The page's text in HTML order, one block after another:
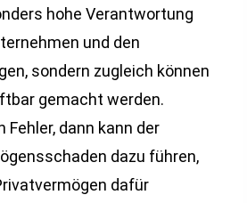
hohe Verantwortung
und den
sondern zugleich können
gemacht werden.
Fehler, dann kann der
dazu führen,
dafür